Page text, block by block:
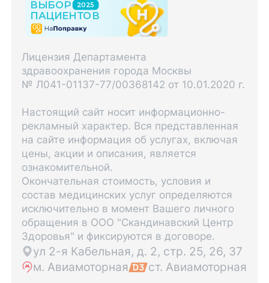
Лицензия Департамента
здравоохранения города Москвы
№ Л041-01137-77/00368142 от 10.01.2020 г.
Настоящий сайт носит информационно-
рекламный характер. Вся представленная
на сайте информация об услугах, включая
цены, акции и описания, является
ознакомительной.
Окончательная стоимость, условия и
состав медицинских услуг определяются
исключительно в момент Вашего личного
обращения в ООО "Скандинавский Центр
Здоровья" и фиксируются в договоре.
ул 2-я Кабельная, д. 2, стр. 25, 26, 37
м. Авиамоторная
ст. Авиамоторная